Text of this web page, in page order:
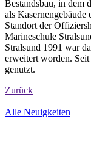
Bestandsbau, in dem
als
Standort der
Marineschule
Stralsund 1991 war
erweitert worden.
genutzt.
Zurück
Alle Neuigkeiten